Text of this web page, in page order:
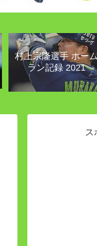
村上宗隆選手 ホー
ラン記録 2021
ス